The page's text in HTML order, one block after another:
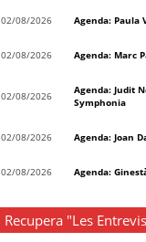
02/08/2026 Agenda: Paula
02/08/2026 Agenda: Marc
02/08/2026
Agenda: Judit
Symphonia
02/08/2026 Agenda: Joan
02/08/2026 Agenda:
Recupera "Les